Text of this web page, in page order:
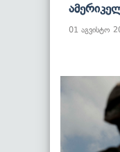
01 აგვისტო